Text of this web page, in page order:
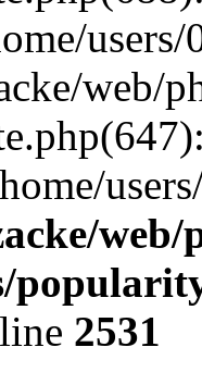
web/
2531